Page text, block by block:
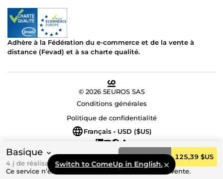
Basique
4 j de réalisation
Commander
125,39 $US
Ce service n’est actuellement pas disponible à la vente.
Switch to ComeUp in English.
Adhère à la Fédération du e-commerce et de la vente à
distance (Fevad) et à sa charte qualité.
© 2026 5EUROS SAS
Conditions générales
Politique de confidentialité
Français • USD ($US)